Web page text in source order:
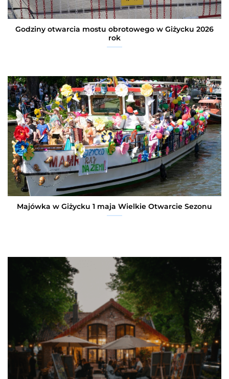
Godziny otwarcia mostu obrotowego w Giżycku 2026
rok
Majówka w Giżycku 1 maja Wielkie Otwarcie Sezonu